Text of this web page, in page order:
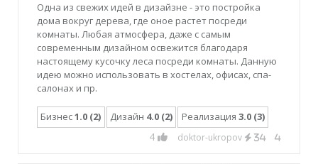
Одна из свежих идей в дизайзне - это постройка
дома вокруг дерева, где оное растет посреди
комнаты. Любая атмосфера, даже с самым
современным дизайном освежится благодаря
настоящему кусочку леса посреди комнаты. Данную
идею можно использовать в хостелах, офисах, спа-
салонах и пр.
Бизнес1.0 (2) Дизайн 4.0 (2) Реализация 3.0 (3)
4 doktor-ukropov 34 4